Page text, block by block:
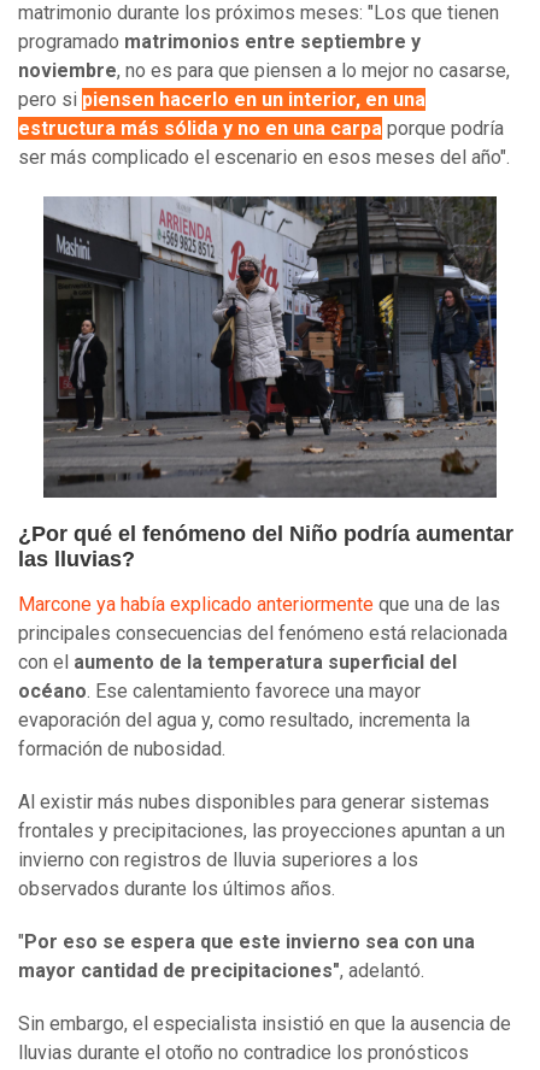
matrimonio durante los próximos meses: "Los que tienen
programado matrimonios entre septiembre y
noviembre, no es para que piensen a lo mejor no casarse,
pero si piensen hacerlo en un interior, en una
estructura más sólida y no en una carpa porque podría
ser más complicado el escenario en esos meses del año".
¿Por qué el fenómeno del Niño podría aumentar
las lluvias?
Marcone ya había explicado anteriormente que una de las
principales consecuencias del fenómeno está relacionada
con el aumento de la temperatura superficial del
océano. Ese calentamiento favorece una mayor
evaporación del agua y, como resultado, incrementa la
formación de nubosidad.
Al existir más nubes disponibles para generar sistemas
frontales y precipitaciones, las proyecciones apuntan a un
invierno con registros de lluvia superiores a los
observados durante los últimos años.
"Por eso se espera que este invierno sea con una
mayor cantidad de precipitaciones", adelantó.
Sin embargo, el especialista insistió en que la ausencia de
lluvias durante el otoño no contradice los pronósticos